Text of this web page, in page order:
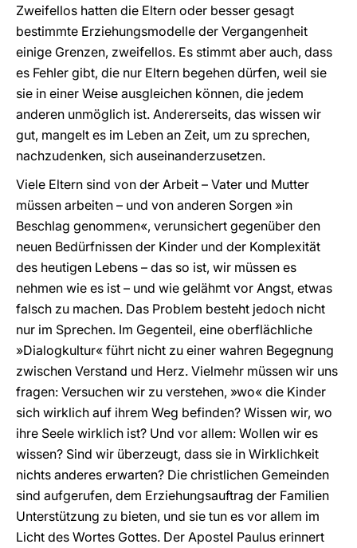
Zweifellos hatten die Eltern oder besser gesagt
bestimmte Erziehungsmodelle der Vergangenheit
einige Grenzen, zweifellos. Es stimmt aber auch, dass
es Fehler gibt, die nur Eltern begehen dürfen, weil sie
sie in einer Weise ausgleichen können, die jedem
anderen unmöglich ist. Andererseits, das wissen wir
gut, mangelt es im Leben an Zeit, um zu sprechen,
nachzudenken, sich auseinanderzusetzen.
Viele Eltern sind von der Arbeit – Vater und Mutter
müssen arbeiten – und von anderen Sorgen »in
Beschlag genommen«, verunsichert gegenüber den
neuen Bedürfnissen der Kinder und der Komplexität
des heutigen Lebens – das so ist, wir müssen es
nehmen wie es ist – und wie gelähmt vor Angst, etwas
falsch zu machen. Das Problem besteht jedoch nicht
nur im Sprechen. Im Gegenteil, eine oberflächliche
»Dialogkultur« führt nicht zu einer wahren Begegnung
zwischen Verstand und Herz. Vielmehr müssen wir uns
fragen: Versuchen wir zu verstehen, »wo« die Kinder
sich wirklich auf ihrem Weg befinden? Wissen wir, wo
ihre Seele wirklich ist? Und vor allem: Wollen wir es
wissen? Sind wir überzeugt, dass sie in Wirklichkeit
nichts anderes erwarten? Die christlichen Gemeinden
sind aufgerufen, dem Erziehungsauftrag der Familien
Unterstützung zu bieten, und sie tun es vor allem im
Licht des Wortes Gottes. Der Apostel Paulus erinnert